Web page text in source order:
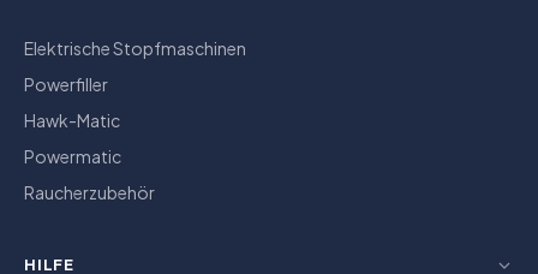
Elektrische Stopfmaschinen
Powerfiller
Hawk-Matic
Powermatic
Raucherzubehör
HILFE